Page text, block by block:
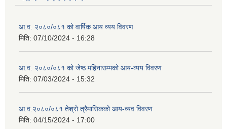
आ.व. २०८०/०८१ को वार्षिक आय व्यय विवरण
मिति: 07/10/2024 - 16:28
आ.व. २०८०/०८१ को जेष्ठ महिनासम्मको आय-व्यय विवरण
मिति: 07/03/2024 - 15:32
आ.व.२०८०/०८१ तेश्रो त्रैमासिकको आय-व्यव विवरण
मिति: 04/15/2024 - 17:00